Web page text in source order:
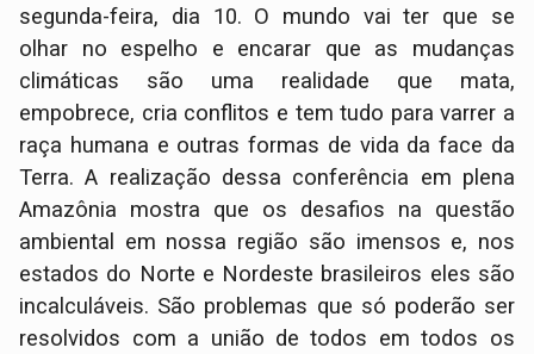
segunda-feira, dia 10. O mundo vai ter que se
olhar no espelho e encarar que as mudanças
climáticas são uma realidade que mata,
empobrece, cria conflitos e tem tudo para varrer a
raça humana e outras formas de vida da face da
Terra. A realização dessa conferência em plena
Amazônia mostra que os desafios na questão
ambiental em nossa região são imensos e, nos
estados do Norte e Nordeste brasileiros eles são
incalculáveis. São problemas que só poderão ser
resolvidos com a união de todos em todos os